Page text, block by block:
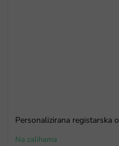
Personalizirana registarska
Na zalihama